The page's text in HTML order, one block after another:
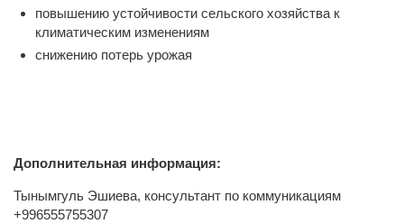
повышению устойчивости сельского хозяйства к
климатическим изменениям
снижению потерь урожая
Дополнительная информация:
Тынымгуль Эшиева, консультант по коммуникациям
+996555755307